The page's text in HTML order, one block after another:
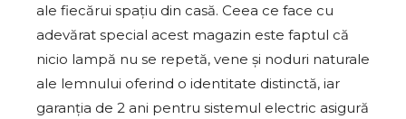
ale fiecărui spațiu din casă. Ceea ce face cu
adevărat special acest magazin este faptul că
nicio lampă nu se repetă, vene și noduri naturale
ale lemnului oferind o identitate distinctă, iar
garanția de 2 ani pentru sistemul electric asigură